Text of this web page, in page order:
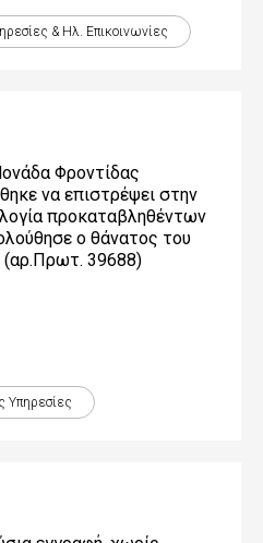
& Ηλ. Επικοινωνίες
Φροντίδας
να επιστρέψει στην
προκαταβληθέντων
ο θάνατος του
(αρ.Πρωτ. 39688)
Yπηρεσίες